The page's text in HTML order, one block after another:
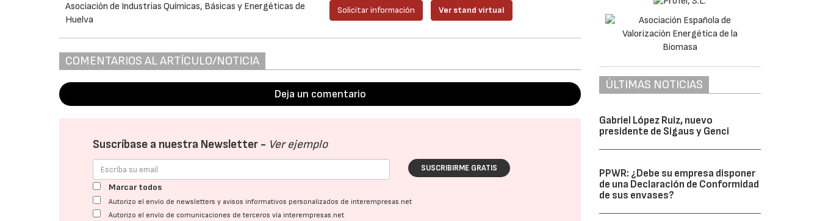
Asociación de Industrias Químicas, Básicas y Energéticas de
Huelva
Solicitar información Ver stand virtual
COMENTARIOS AL ARTÍCULO/NOTICIA
Deja un comentario
Suscríbase a nuestra Newsletter - Ver ejemplo
SUSCRIBIRME GRATIS
Marcar todos
Autorizo el envío de newsletters y avisos informativos personalizados de interempresas.net
Autorizo el envío de comunicaciones de terceros vía interempresas.net
ÚLTIMAS NOTICIAS
Gabriel López Ruiz, nuevo
presidente de Sigaus y Genci
PPWR: ¿Debe su empresa disponer
de una Declaración de Conformidad
de sus envases?